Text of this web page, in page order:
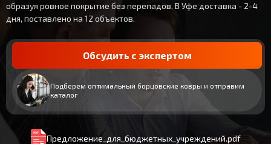
образуя ровное покрытие без перепадов. В Уфе доставка - 2-4
дня, поставлено на 12 объектов.
Обсудить с экспертом
Подберем оптимальный борцовские ковры и отправим
каталог
Предложение_для_бюджетных_учреждений.pdf